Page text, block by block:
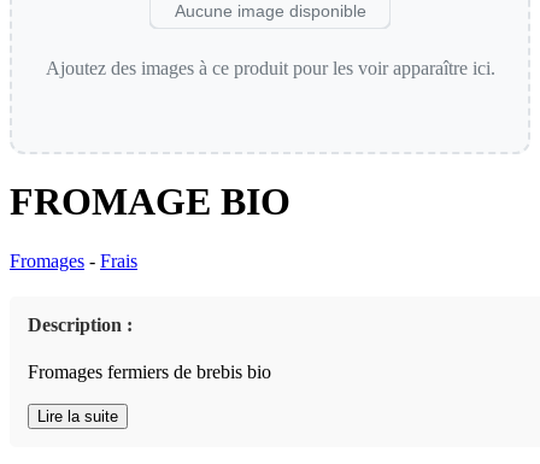
Aucune image disponible
Ajoutez des images à ce produit pour les voir apparaître ici.
FROMAGE BIO
Fromages - Frais
Description :
Fromages fermiers de brebis bio
Lire la suite